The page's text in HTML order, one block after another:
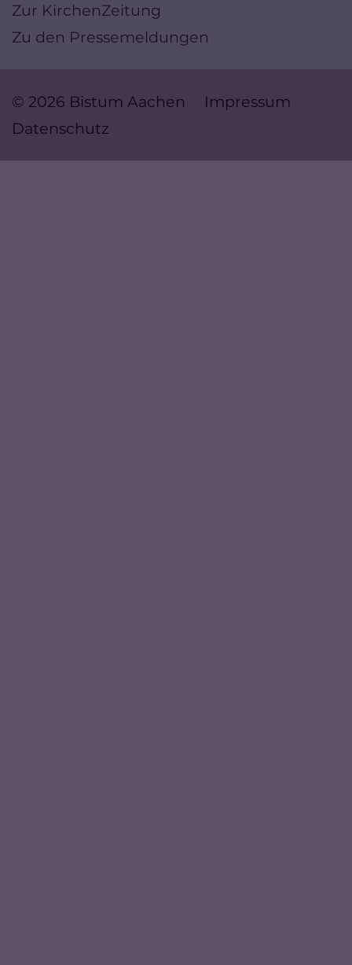
Zur KirchenZeitung
Zu den Pressemeldungen
© 2026 Bistum Aachen
Impressum
Datenschutz